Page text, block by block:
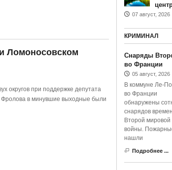
Ломоносовском
округов при поддержке депутата
Фролова в минувшие выходные были
07 август, 2026
КРИМИНАЛ
Снаряды
во Франции
05 август, 2026
В коммуне Ле-
во Франции
обнаружены
снарядов времен
Второй мировой
войны.
нашли
Подробнее ...